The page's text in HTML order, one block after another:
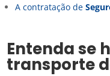
A contratação de
Entenda se
transporte